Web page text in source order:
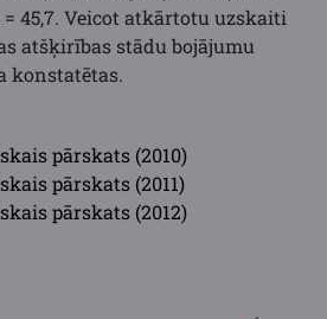
= 45,7. Veicot atkārtotu uzskaiti
atšķirības stādu bojājumu
konstatētas.
pārskats (2010)
pārskats (2011)
pārskats (2012)